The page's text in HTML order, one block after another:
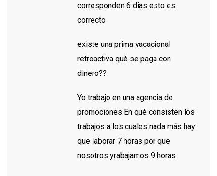
corresponden 6 dias esto es
correcto
existe una prima vacacional
retroactiva qué se paga con
dinero??
Yo trabajo en una agencia de
promociones En qué consisten los
trabajos a los cuales nada más hay
que laborar 7 horas por que
nosotros yrabajamos 9 horas